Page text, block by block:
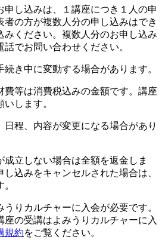
し込みは、１講座につき１人の申
者の方が複数人分の申し込みはでき
みください。複数人分のお申し込み
でお問い合わせください。
き中に変動する場合があります。
等は消費税込みの金額です。講座
します。
程、内容が変更になる場合があり
立しない場合は全額を返金しま
込みをキャンセルされた場合は、
りカルチャーに入会が必要です。
座の受講はよみうりカルチャーに入
規約をご覧ください。